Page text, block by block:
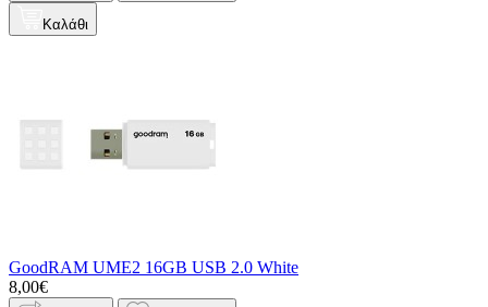
Καλάθι
GoodRAM UME2 16GB USB 2.0 White
8,00€